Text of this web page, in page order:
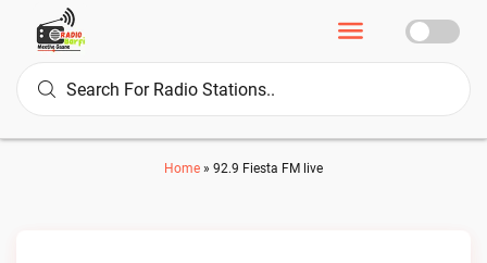
Home » 92.9 Fiesta FM live